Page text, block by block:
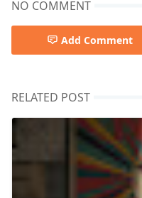
NO COMMENT
Add Comment
RELATED POST